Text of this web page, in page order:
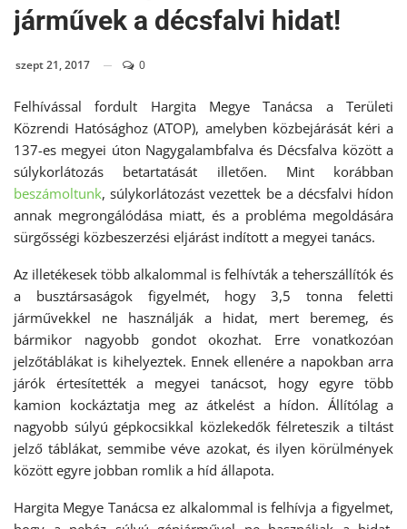
járművek a décsfalvi hidat!
szept 21, 2017 0
Felhívással fordult Hargita Megye Tanácsa a Területi
Közrendi Hatósághoz (ATOP), amelyben közbejárását kéri a
137-es megyei úton Nagygalambfalva és Décsfalva között a
súlykorlátozás betartatását illetően. Mint korábban
beszámoltunk, súlykorlátozást vezettek be a décsfalvi hídon
annak megrongálódása miatt, és a probléma megoldására
sürgősségi közbeszerzési eljárást indított a megyei tanács.
Az illetékesek több alkalommal is felhívták a teherszállítók és
a busztársaságok figyelmét, hogy 3,5 tonna feletti
járművekkel ne használják a hidat, mert beremeg, és
bármikor nagyobb gondot okozhat. Erre vonatkozóan
jelzőtáblákat is kihelyeztek. Ennek ellenére a napokban arra
járók értesítették a megyei tanácsot, hogy egyre több
kamion kockáztatja meg az átkelést a hídon. Állítólag a
nagyobb súlyú gépkocsikkal közlekedők félreteszik a tiltást
jelző táblákat, semmibe véve azokat, és ilyen körülmények
között egyre jobban romlik a híd állapota.
Hargita Megye Tanácsa ez alkalommal is felhívja a figyelmet,